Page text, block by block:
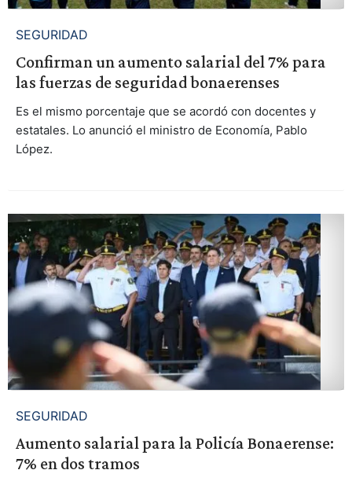
SEGURIDAD
Confirman un aumento salarial del 7% para
las fuerzas de seguridad bonaerenses
Es el mismo porcentaje que se acordó con docentes y
estatales. Lo anunció el ministro de Economía, Pablo
López.
SEGURIDAD
Aumento salarial para la Policía Bonaerense:
7% en dos tramos